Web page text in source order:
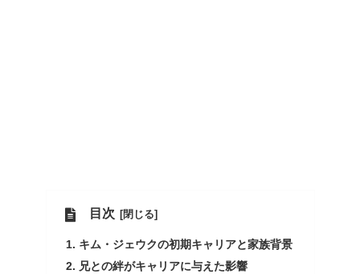
目次
キム・ジェウクの初期キャリアと家族背景
兄との絆がキャリアに与えた影響